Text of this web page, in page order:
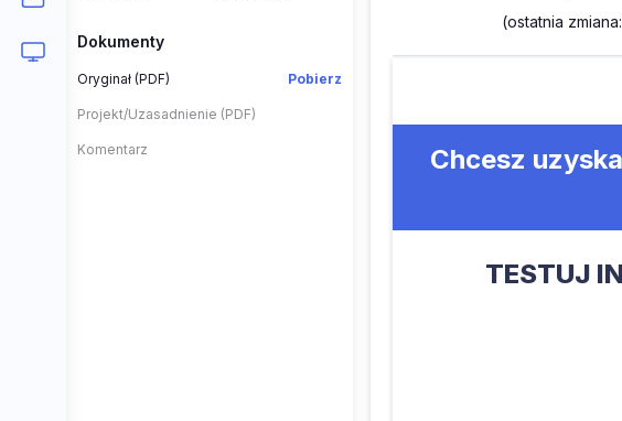
Dokumenty
Oryginał (PDF) Pobierz
Projekt/Uzasadnienie (PDF)
Komentarz
(ostatnia zmiana:
Chcesz
TESTUJ